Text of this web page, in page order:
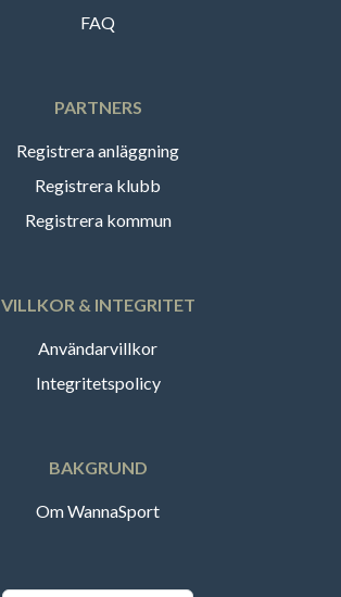
FAQ
PARTNERS
Registrera anläggning
Registrera klubb
Registrera kommun
VILLKOR & INTEGRITET
Användarvillkor
Integritetspolicy
BAKGRUND
Om WannaSport